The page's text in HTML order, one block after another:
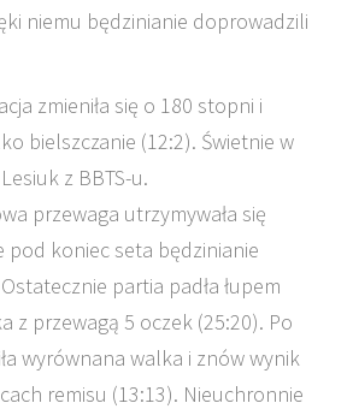
niemu będzinianie doprowadzili
zmieniła się o 180 stopni i
bielszczanie (12:2). Świetnie w
z BBTS-u.
przewaga utrzymywała się
pod koniec seta będzinianie
partia padła łupem
z przewagą 5 oczek (25:20). Po
wyrównana walka i znów wynik
remisu (13:13). Nieuchronnie